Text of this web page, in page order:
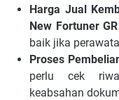
Harga Jual
New Fortuner
baik jika
Proses
perlu cek
keabsahan